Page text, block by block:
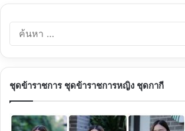
ชุดข้าราชการ ชุดข้าราชการหญิง ชุดกากี